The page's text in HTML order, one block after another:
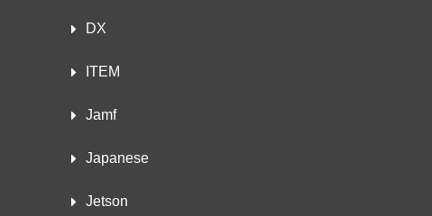
DX
ITEM
Jamf
Japanese
Jetson